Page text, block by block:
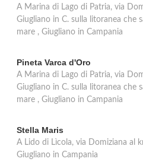
A Marina di Lago di Patria, via
Giugliano in C. sulla litoranea che
mare , Giugliano in Campania
Pineta Varca d'Oro
A Marina di Lago di Patria, via
Giugliano in C. sulla litoranea che
mare , Giugliano in Campania
Stella Maris
A Lido di Lìcola, via Domiziana al
Giugliano in Campania